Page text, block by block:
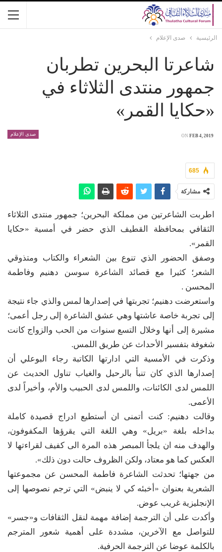
الرئيسية صدى الإعلام
شاعرتا البحرين تطربان
جمهور منتدى الثلاثاء في
«حكايا القمر» ‎
صدى الإعلام ON FEB 4, 2019
685
مشاركة
اطربت الشاعرتين من مملكة البحرين؛ جمهور منتدى الثلاثاء
الثقافي بمحافظة القطيف الذي حضر في أمسية «حكايا
القمر».
وصفق الحضور الذي تنوع بين الشعراء والكتاب ومتذوقي
الشعر؛ كثيرا مع قصائد الشاعرة سوسن دهنيم وفاطمة
المحسن .
واستعرضت دهنيم؛ تجربتها في إصدارها لمس والذي جاء نتيجة
إلى تجربة خاصة عاشتها وهي عشق الشاعرة إلى رجل أعمى؛
مشيرة إلى أنها وخلال التسع سنوات من الحب والزواج كانت
شغوفة بتفسير الأحداث عن طريق اللمس.
وذكرت في الأمسية التي ادارتها الكاتبة رجاء البوعلي أن
إصدارها الذي كان تنبأ بالرحيل والغياب تناول الحديث عن
اللمس لدى الكائنات، واللمس لدى الحبيب والأم، وأخيراً لدى
الأعمى.
وقالت دهنيم: كنت أتمنى ان أستطيع ادراج قصيدة كاملة
بداخله بلغة «بريل» وهي اللغة التي يقرؤها المكفوفون،
والهدف منه ان يلجأ المبصر هذه المرة الى كفيف لقراءتها لا
العكس كما هو معتاد، ولكن الظروف حالت دون ذلك».
من جهتها؛ تحدثت الشاعرة فاطمة المحسن عن مجموعتها
الشعرية بعنوان «أخبئه كي لا ينبض» التي ترجم نصوصها إلى
الإنجليزية غريب عوض.
وأكدت على أن الترجمة إضافة مهمة لنقل الثقافات و«جسر»
للتواصل مع الآخرين، مشددة على أهمية شعور المترجم
بالكلمة عوضا عن الترجمة الحرفية.